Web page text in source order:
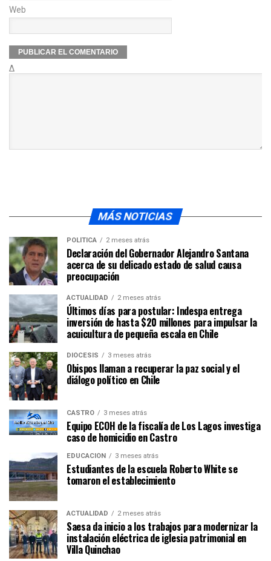
Web
Δ
MÁS NOTICIAS
POLÍTICA 2 meses atrás
Declaración del Gobernador Alejandro Santana
acerca de su delicado estado de salud causa
preocupación
ACTUALIDAD 2 meses atrás
Últimos días para postular: Indespa entrega
inversión de hasta $20 millones para impulsar la
acuicultura de pequeña escala en Chile
DIÓCESIS 3 meses atrás
Obispos llaman a recuperar la paz social y el
diálogo político en Chile
CASTRO 3 meses atrás
Equipo ECOH de la fiscalía de Los Lagos investiga
caso de homicidio en Castro
EDUCACIÓN 3 meses atrás
Estudiantes de la escuela Roberto White se
tomaron el establecimiento
ACTUALIDAD 2 meses atrás
Saesa da inicio a los trabajos para modernizar la
instalación eléctrica de iglesia patrimonial en
Villa Quinchao